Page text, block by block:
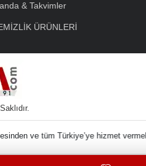
& Takvimler
ÜRÜNLERİ